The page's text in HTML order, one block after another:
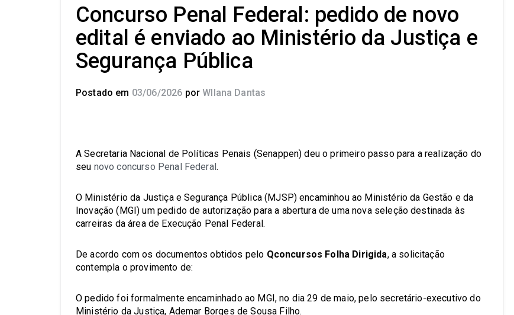
Concurso Penal Federal: pedido de novo
edital é enviado ao Ministério da Justiça e
Segurança Pública
Postado em 03/06/2026 por Wllana Dantas
A Secretaria Nacional de Políticas Penais (Senappen) deu o primeiro passo para a realização do
seu novo concurso Penal Federal.
O Ministério da Justiça e Segurança Pública (MJSP) encaminhou ao Ministério da Gestão e da
Inovação (MGI) um pedido de autorização para a abertura de uma nova seleção destinada às
carreiras da área de Execução Penal Federal.
De acordo com os documentos obtidos pelo Qconcursos Folha Dirigida, a solicitação
contempla o provimento de:
O pedido foi formalmente encaminhado ao MGI, no dia 29 de maio, pelo secretário-executivo do
Ministério da Justiça, Ademar Borges de Sousa Filho.